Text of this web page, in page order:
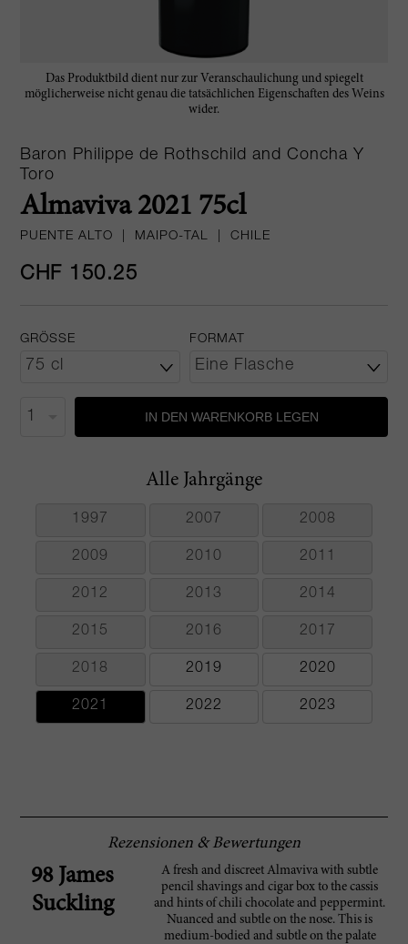
Das Produktbild dient nur zur Veranschaulichung und spiegelt
möglicherweise nicht genau die tatsächlichen Eigenschaften des Weins
wider.
Baron Philippe de Rothschild and Concha Y
Toro
Almaviva 2021 75cl
PUENTE ALTO MAIPO-TAL CHILE
CHF 150.25
GRÖSSE FORMAT
IN DEN WARENKORB LEGEN
Alle Jahrgänge
1997 2007 2008
2009 2010 2011
2012 2013 2014
2015 2016 2017
2018 2019 2020
2021 2022 2023
Rezensionen & Bewertungen
98 James
Suckling
A fresh and discreet Almaviva with subtle
pencil shavings and cigar box to the cassis
and hints of chili chocolate and peppermint.
Nuanced and subtle on the nose. This is
medium-bodied and subtle on the palate